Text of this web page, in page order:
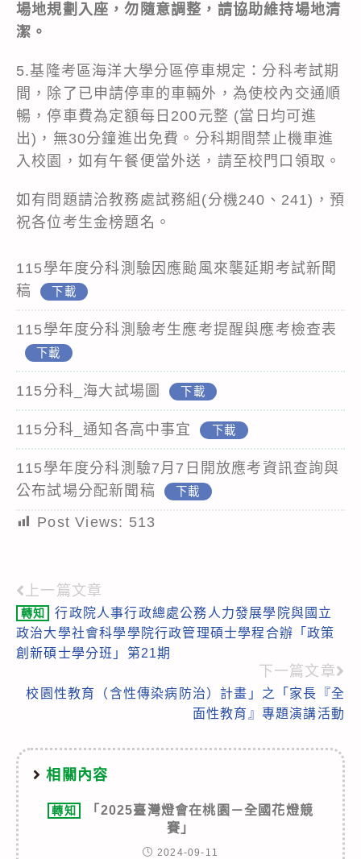
場地規劃入座，勿隨意調整，請協助維持場地清
潔。
5.基隆考區海洋大學分區停車規定：分科考試期
間，除了已申請停車的車輛外，為使校內交通順
暢，停車費為定額每日200元整 (當日均可進
出)，無30分鐘進出免費。分科期間禁止機車進
入校園，如有午餐便當外送，請至校門口領取。
如有問題請洽教務處試務組(分機240、241)，預
祝各位考生金榜題名。
115學年度分科測驗因應颱風來襲延期考試新聞
稿
下載
115學年度分科測驗考生應考提醒與應考檢查表
下載
115分科_海大試場圖 下載
115分科_通知各高中事宜 下載
115學年度分科測驗7月7日開放應考資訊查詢與
公布試場分配新聞稿
下載
Post Views: 513
Read
more
articles
上一篇文章
轉知
行政院人事行政總處公務人力發展學院與國立
政治大學社會科學學院行政管理碩士學程合辦「政策
創新碩士學分班」第21期
下一篇文章
校園性教育（含性傳染病防治）計畫」之「家長『全
面性教育』專題演講活動
相關內容
轉知
「2025臺灣燈會在桃園－全國花燈競
賽」
2024-09-11